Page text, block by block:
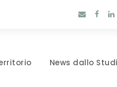
News dallo